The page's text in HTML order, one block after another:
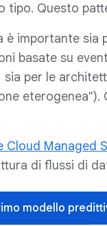
tipo. Questo
è importante sia
basate su
sia per le
eterogenea").
Cloud Managed
di flussi di
modello